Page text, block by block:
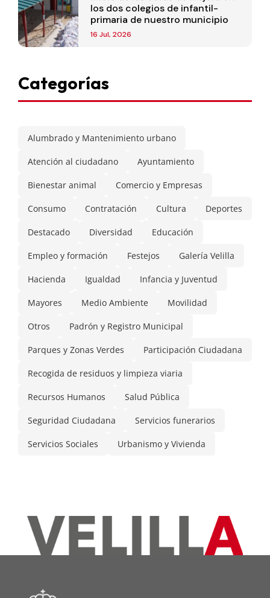
los dos colegios de infantil-
primaria de nuestro municipio
16 Jul, 2026
Categorías
Alumbrado y Mantenimiento urbano
Atención al ciudadano Ayuntamiento
Bienestar animal Comercio y Empresas
Consumo Contratación Cultura Deportes
Destacado Diversidad Educación
Empleo y formación Festejos Galería Velilla
Hacienda Igualdad Infancia y Juventud
Mayores Medio Ambiente Movilidad
Otros Padrón y Registro Municipal
Parques y Zonas Verdes Participación Ciudadana
Recogida de residuos y limpieza viaria
Recursos Humanos Salud Pública
Seguridad Ciudadana Servicios funerarios
Servicios Sociales Urbanismo y Vivienda